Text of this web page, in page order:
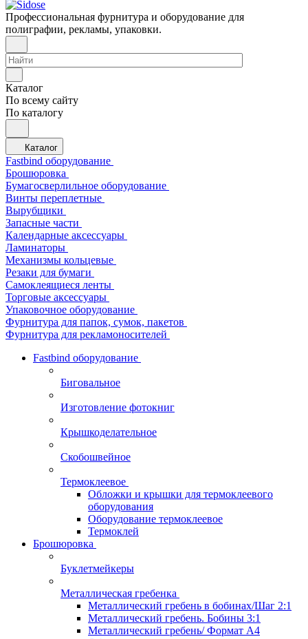
Профессиональная фурнитура и оборудование для
полиграфии, рекламы, упаковки.
Каталог
По всему сайту
По каталогу
Каталог
Fastbind оборудование
Брошюровка
Бумагосверлильное оборудование
Винты переплетные
Вырубщики
Запасные части
Календарные аксессуары
Ламинаторы
Механизмы кольцевые
Резаки для бумаги
Самоклеящиеся ленты
Торговые аксессуары
Упаковочное оборудование
Фурнитура для папок, сумок, пакетов
Фурнитура для рекламоносителей
Fastbind оборудование
Биговальное
Изготовление фотокниг
Крышкоделательное
Скобошвейное
Термоклеевое
Обложки и крышки для термоклеевого
оборудования
Оборудование термоклеевое
Термоклей
Брошюровка
Буклетмейкеры
Металлическая гребенка
Металлический гребень в бобинах/Шаг 2:1
Металлический гребень. Бобины 3:1
Металлический гребень/ Формат А4